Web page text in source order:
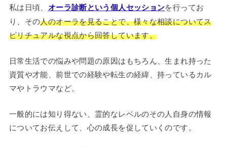
私は日頃、 オーラ診断という個人セッションを行ってお
り、その人のオーラを見ることで、様々な相談についてス
ピリチュアルな視点から回答しています。
日常生活での悩みや問題の原因はもちろん、生まれ持った
資質や才能、前世での経験や転生の経緯、持っているカル
マやトラウマなど。
一般的には知り得ない、霊的なレベルのその人自身の情報
についてお伝えして、心の成長を促していくのです。